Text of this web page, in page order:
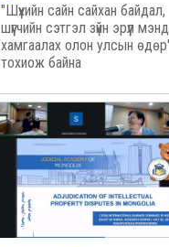
"Шүүхийн сайн сайхан байдал,
шүүгчийн сэтгэл зүйн эрүүл
хамгаалах олон улсын
тохиож байна